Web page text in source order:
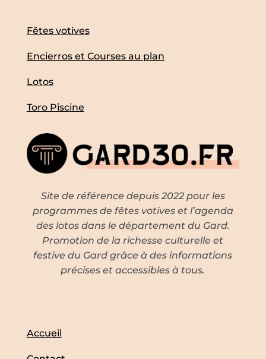
Fêtes votives
Encierros et Courses au plan
Lotos
Toro Piscine
Site de référence depuis 2022 pour les
programmes de fêtes votives et l’agenda
des lotos dans le département du Gard.
Promotion de la richesse culturelle et
festive du Gard grâce à des informations
précises et accessibles à tous.
Accueil